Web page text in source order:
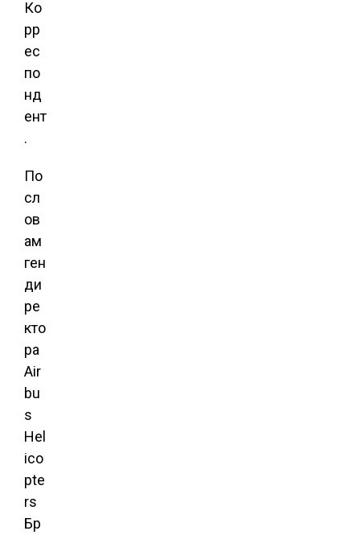
Ко
рр
ес
по
нд
ент
.
По
сл
ов
ам
ген
ди
ре
кто
ра
Air
bu
s
Hel
ico
pte
rs
Бр